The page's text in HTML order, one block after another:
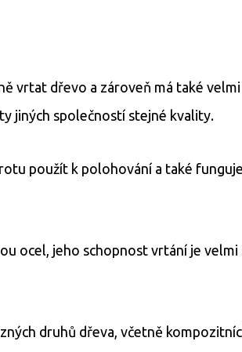
vrtat dřevo a zároveň má také
jiných společností stejné kvality.
použít k polohování a také
ocel, jeho schopnost vrtání je velmi
druhů dřeva, včetně